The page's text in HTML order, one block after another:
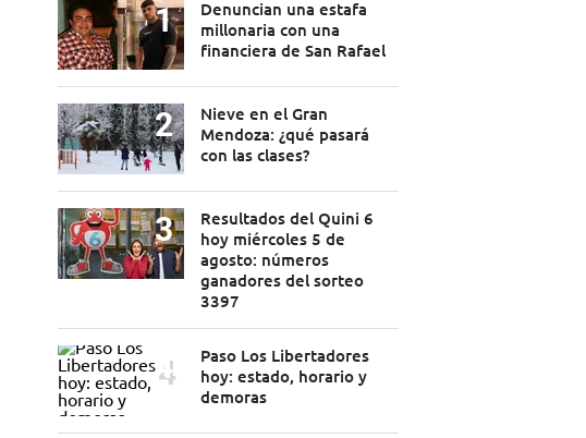
Denuncian una estafa
millonaria con una
financiera de San Rafael
Nieve en el Gran
Mendoza: ¿qué pasará
con las clases?
Resultados del Quini 6
hoy miércoles 5 de
agosto: números
ganadores del sorteo
3397
Paso Los Libertadores
hoy: estado, horario y
demoras